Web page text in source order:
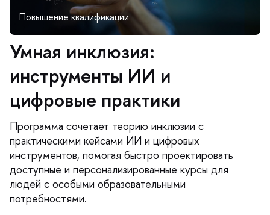
Умная инклюзия:
инструменты ИИ и
цифровые практики
Программа сочетает теорию инклюзии с
практическими кейсами ИИ и цифровых
инструментов, помогая быстро проектировать
доступные и персонализированные курсы для
людей с особыми образовательными
потребностями.